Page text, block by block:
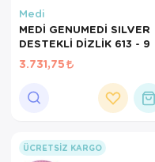
Ortopedi Ürünleri
Ortopedi Ürünleri
Ortopedi Ürünleri
Medi
MEDİ GENUMEDİ SILVER
DESTEKLİ DİZLİK 613 - 9
3.731,75
ÜCRETSIZ KARGO